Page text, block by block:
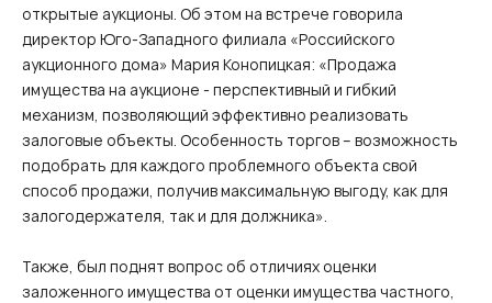
открытые аукционы. Об этом на встрече говорила
директор Юго-Западного филиала «Российского
аукционного дома» Мария Конопицкая: «Продажа
имущества на аукционе - перспективный и гибкий
механизм, позволяющий эффективно реализовать
залоговые объекты. Особенность торгов – возможность
подобрать для каждого проблемного объекта свой
способ продажи, получив максимальную выгоду, как для
залогодержателя, так и для должника».
Также, был поднят вопрос об отличиях оценки
заложенного имущества от оценки имущества частного,